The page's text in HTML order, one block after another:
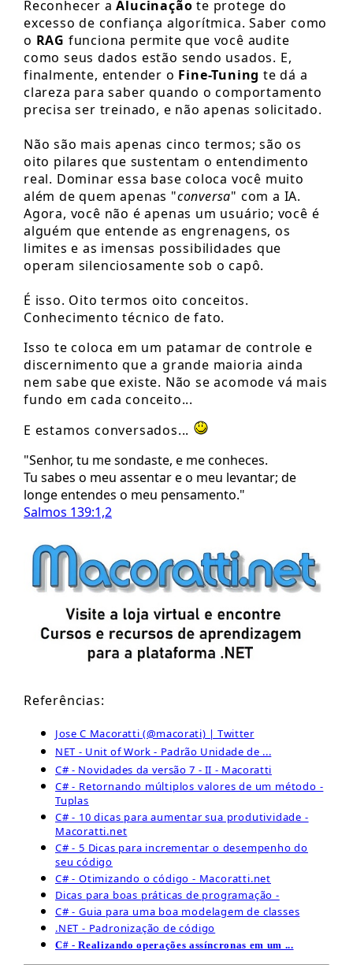
Reconhecer aAlucinação te protege do
excesso de confiança algorítmica. Saber como
o RAG funciona permite que você audite
como seus dados estão sendo usados. E,
finalmente, entender o Fine-Tuning te dá a
clareza para saber quando o comportamento
precisa ser treinado, e não apenas solicitado.
Não são mais apenas cinco termos; são os
oito pilares que sustentam o entendimento
real. Dominar essa base coloca você muito
além de quem apenas "conversa" com a IA.
Agora, você não é apenas um usuário; você é
alguém que entende as engrenagens, os
limites e as imensas possibilidades que
operam silenciosamente sob o capô.
É isso. Oito termos oito conceitos.
Conhecimento técnico de fato.
Isso te coloca em um patamar de controle e
discernimento que a grande maioria ainda
nem sabe que existe. Não se acomode vá mais
fundo em cada conceito...
E estamos conversados...
"Senhor, tu me sondaste, e me conheces.
Tu sabes o meu assentar e o meu levantar; de
longe entendes o meu pensamento."
Salmos 139:1,2
Referências:
Jose C Macoratti (@macorati) | Twitter
NET - Unit of Work - Padrão Unidade de ...
C# - Novidades da versão 7 - II - Macoratti
C# - Retornando múltiplos valores de um método -
Tuplas
C# - 10 dicas para aumentar sua produtividade -
Macoratti.net
C# - 5 Dicas para incrementar o desempenho do
seu código
C# - Otimizando o código - Macoratti.net
Dicas para boas práticas de programação -
C# - Guia para uma boa modelagem de classes
.NET - Padronização de código
C# - Realizando operações assíncronas em um ...